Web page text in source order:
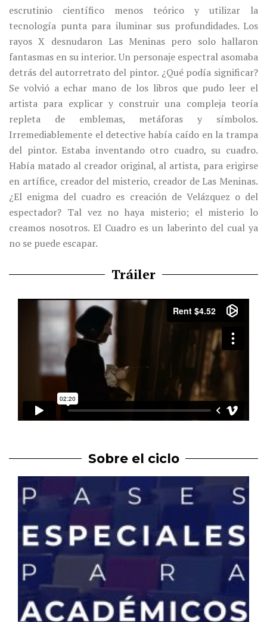
escrutinio científico menos teórico y utilizar la
tecnología punta para iluminar sus profundidades. Los
rayos X desnudaron Las Meninas pero solo hallaron
fantasmas en su interior. Un personaje espectral asomaba
detrás del autorretrato del pintor. ¿Qué podía significar?
Se volvió a echar mano de los libros que pudo leer el
artista para explicar y construir una compleja teoría
repleta de emblemas, metáforas y símbolos.
Irremediablemente el detective había caído en la trampa
del pintor. Estaba inventando otro cuadro, su cuadro.
Había matado al creador original, al artista, para erigirse
en artífice, creador del misterio, creador de Las Meninas.
¿El enigma del cuadro es creación de Velázquez o del
espectador? Tal vez no haya misterio; el misterio lo
creamos nosotros. El Cuadro es un laberinto del cual ya
no se puede escapar.
Tráiler
Sobre el ciclo